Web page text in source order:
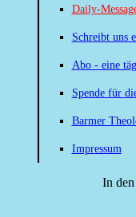
Daily-
Schreibt uns
Abo - eine
Spende für
Barmer
Impressum
In